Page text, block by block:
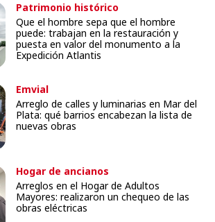
Patrimonio histórico
Que el hombre sepa que el hombre
puede: trabajan en la restauración y
puesta en valor del monumento a la
Expedición Atlantis
Emvial
Arreglo de calles y luminarias en Mar del
Plata: qué barrios encabezan la lista de
nuevas obras
Hogar de ancianos
Arreglos en el Hogar de Adultos
Mayores: realizaron un chequeo de las
obras eléctricas